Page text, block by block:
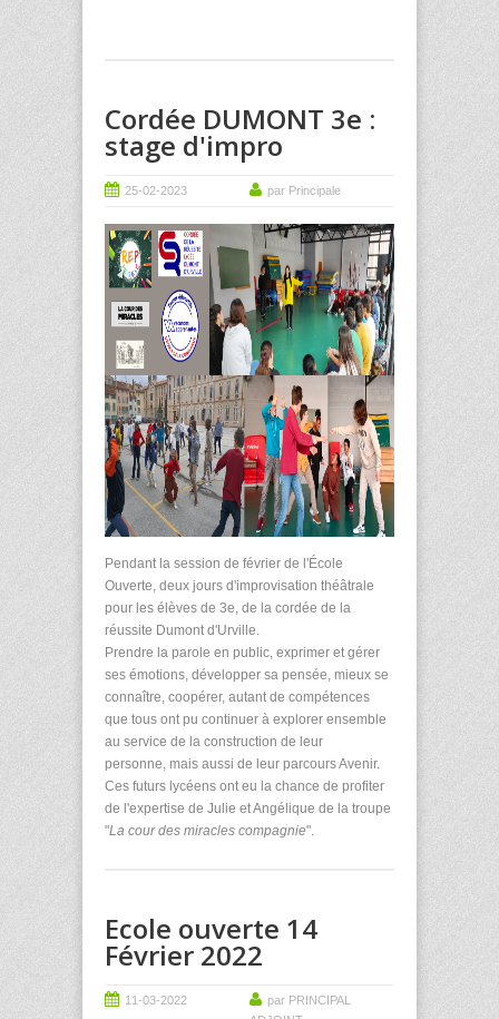
Cordée DUMONT 3e :
stage d'impro
25-02-2023 par Principale
Pendant la session de février de l'École
Ouverte, deux jours d'improvisation théâtrale
pour les élèves de 3e, de la cordée de la
réussite Dumont d'Urville.
Prendre la parole en public, exprimer et gérer
ses émotions, développer sa pensée, mieux se
connaître, coopérer, autant de compétences
que tous ont pu continuer à explorer ensemble
au service de la construction de leur
personne, mais aussi de leur parcours Avenir.
Ces futurs lycéens ont eu la chance de profiter
de l'expertise de Julie et Angélique de la troupe
"La cour des miracles compagnie".
Ecole ouverte 14
Février 2022
11-03-2022
par PRINCIPAL